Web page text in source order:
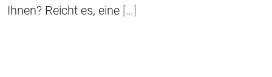
Ihnen? Reicht es, eine […]